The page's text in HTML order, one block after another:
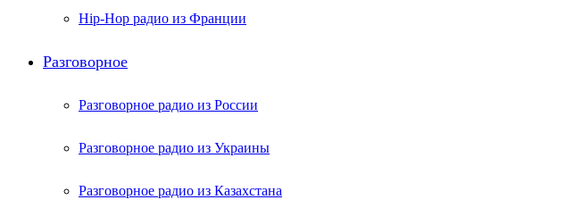
Hip-Hop радио из Франции
Разговорное
Разговорное радио из России
Разговорное радио из Украины
Разговорное радио из Казахстана